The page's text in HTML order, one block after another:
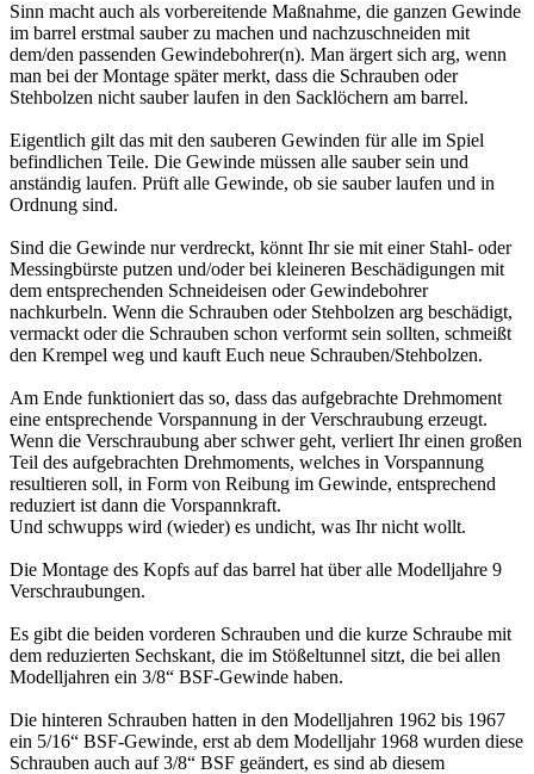
Sinn macht auch als vorbereitende Maßnahme, die ganzen Gewinde
im barrel erstmal sauber zu machen und nachzuschneiden mit
dem/den passenden Gewindebohrer(n). Man ärgert sich arg, wenn
man bei der Montage später merkt, dass die Schrauben oder
Stehbolzen nicht sauber laufen in den Sacklöchern am barrel.
Eigentlich gilt das mit den sauberen Gewinden für alle im Spiel
befindlichen Teile. Die Gewinde müssen alle sauber sein und
anständig laufen. Prüft alle Gewinde, ob sie sauber laufen und in
Ordnung sind.
Sind die Gewinde nur verdreckt, könnt Ihr sie mit einer Stahl- oder
Messingbürste putzen und/oder bei kleineren Beschädigungen mit
dem entsprechenden Schneideisen oder Gewindebohrer
nachkurbeln. Wenn die Schrauben oder Stehbolzen arg beschädigt,
vermackt oder die Schrauben schon verformt sein sollten, schmeißt
den Krempel weg und kauft Euch neue Schrauben/Stehbolzen.
Am Ende funktioniert das so, dass das aufgebrachte Drehmoment
eine entsprechende Vorspannung in der Verschraubung erzeugt.
Wenn die Verschraubung aber schwer geht, verliert Ihr einen großen
Teil des aufgebrachten Drehmoments, welches in Vorspannung
resultieren soll, in Form von Reibung im Gewinde, entsprechend
reduziert ist dann die Vorspannkraft.
Und schwupps wird (wieder) es undicht, was Ihr nicht wollt.
Die Montage des Kopfs auf das barrel hat über alle Modelljahre 9
Verschraubungen.
Es gibt die beiden vorderen Schrauben und die kurze Schraube mit
dem reduzierten Sechskant, die im Stößeltunnel sitzt, die bei allen
Modelljahren ein 3/8“ BSF-Gewinde haben.
Die hinteren Schrauben hatten in den Modelljahren 1962 bis 1967
ein 5/16“ BSF-Gewinde, erst ab dem Modelljahr 1968 wurden diese
Schrauben auch auf 3/8“ BSF geändert, es sind ab diesem